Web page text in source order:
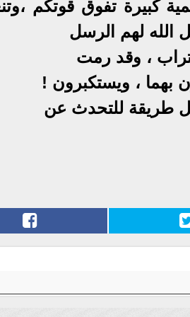
كبيرة تفوق قوتكم
الله لهم الرسل
، وقد رمت
بهما ، ويستكبرون !
طريقة للتحدث عن